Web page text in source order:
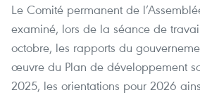
Le Comité permanent de
examiné, lors de la séance de
octobre, les rapports du
œuvre du Plan de développement
2025, les orientations pour 2026